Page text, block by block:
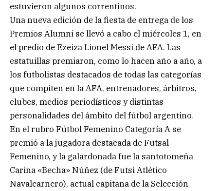
estuvieron algunos correntinos.
Una nueva edición de la fiesta de entrega de los
Premios Alumni se llevó a cabo el miércoles 1, en
el predio de Ezeiza Lionel Messi de AFA. Las
estatuillas premiaron, como lo hacen año a año, a
los futbolistas destacados de todas las categorías
que compiten en la AFA, entrenadores, árbitros,
clubes, medios periodísticos y distintas
personalidades del ámbito del fútbol argentino.
En el rubro Fútbol Femenino Categoría A se
premió a la jugadora destacada de Futsal
Femenino, y la galardonada fue la santotomeña
Carina «Becha» Núñez (de Futsi Atlético
Navalcarnero), actual capitana de la Selección